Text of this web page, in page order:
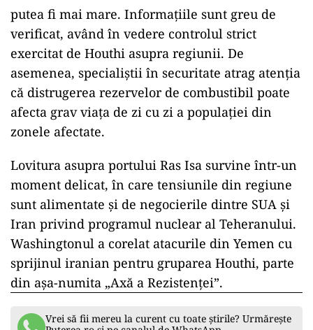
putea fi mai mare. Informațiile sunt greu de
verificat, având în vedere controlul strict
exercitat de Houthi asupra regiunii. De
asemenea, specialiștii în securitate atrag atenția
că distrugerea rezervelor de combustibil poate
afecta grav viața de zi cu zi a populației din
zonele afectate.
Lovitura asupra portului Ras Isa survine într-un
moment delicat, în care tensiunile din regiune
sunt alimentate și de negocierile dintre SUA și
Iran privind programul nuclear al Teheranului.
Washingtonul a corelat atacurile din Yemen cu
sprijinul iranian pentru gruparea Houthi, parte
din așa-numita „Axă a Rezistenței”.
Vrei să fii mereu la curent cu toate știrile? Urmărește